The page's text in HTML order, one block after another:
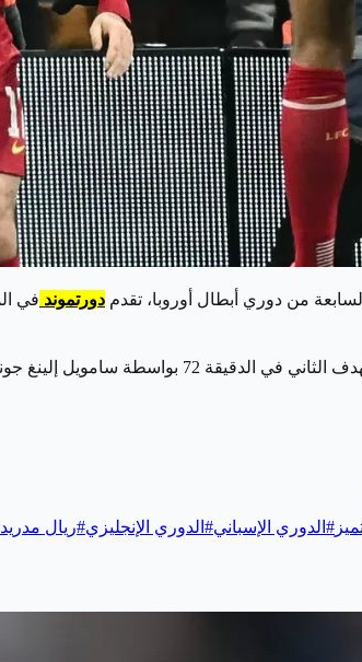
دورتموند
# الدوري الإسباني# الدوري الإنجليزي#ريال مدريد